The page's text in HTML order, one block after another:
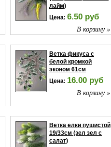
лайм)
Цена: 6.50 руб
В корзину »
Ветка фикуса с
белой кромкой
эконом 61см
Цена: 16.00 руб
В корзину »
Ветка елки пушистой
19/33см (зел зел с
салат)